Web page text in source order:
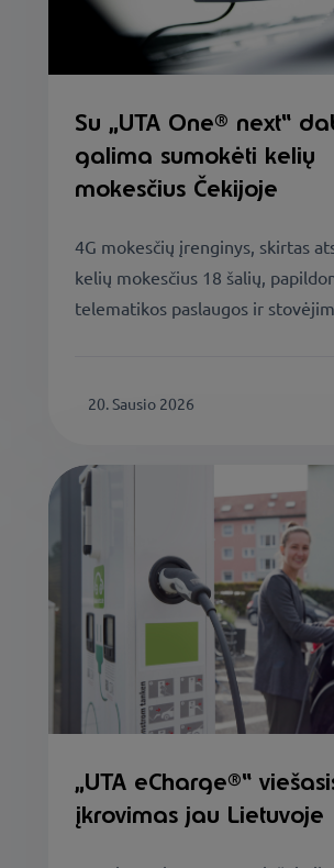
Su „UTA One® next“
galima sumokėti kelių
mokesčius Čekijoje
4G mokesčių įrenginys, skirtas
kelių mokesčius 18 šalių,
telematikos paslaugos ir
20. Sausio 2026
„UTA eCharge®“
įkrovimas jau Lietuvoje